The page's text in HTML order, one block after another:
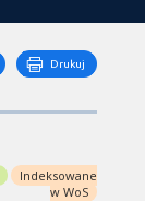
Drukuj
Indeksowane
w WoS